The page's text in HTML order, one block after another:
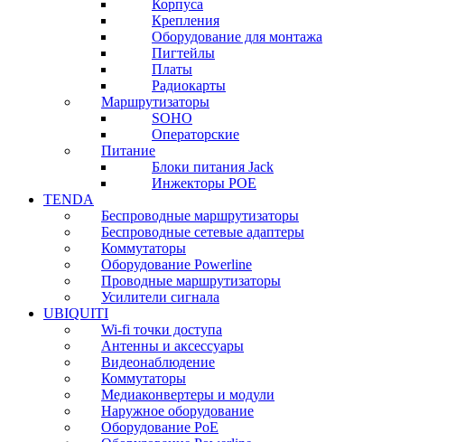
Корпуса
Крепления
Оборудование для монтажа
Пигтейлы
Платы
Радиокарты
Маршрутизаторы
SOHO
Операторские
Питание
Блоки питания Jack
Инжекторы POE
TENDA
Беспроводные маршрутизаторы
Беспроводные сетевые адаптеры
Коммутаторы
Оборудование Powerline
Проводные маршрутизаторы
Усилители сигнала
UBIQUITI
Wi-fi точки доступа
Антенны и аксессуары
Видеонаблюдение
Коммутаторы
Медиаконвертеры и модули
Наружное оборудование
Оборудование PoE